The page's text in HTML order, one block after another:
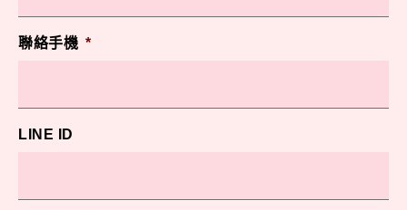
聯絡手機 *
LINE ID